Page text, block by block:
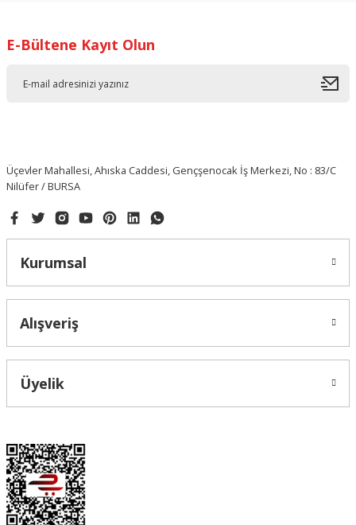
E-Bültene Kayıt Olun
Üçevler Mahallesi, Ahıska Caddesi, Gençşenocak İş Merkezi, No : 83/C
Nilüfer / BURSA
Kurumsal
Alışveriş
Üyelik